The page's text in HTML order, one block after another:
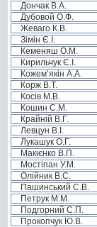
Дончак В.А.
Дубовой О.Ф.
Жеваго К.В.
Зімін Є.І.
Кеменяш О.М.
Кирильчук Є.І.
Кожем’якін А.А.
Корж В.Т.
Косів М.В.
Кошин С.М.
Крайній В.Г.
Левцун В.І.
Лукашук О.Г.
Макієнко В.П.
Мостіпан У.М.
Олійник В.С.
Пашинський С.В.
Петрук М.М.
Подгорний С.П.
Прокопчук Ю.В.